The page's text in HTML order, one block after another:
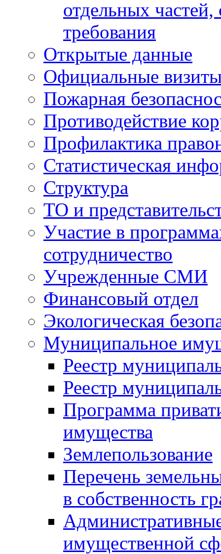
отдельных
требования
Открытые данные
Официальные
Пожарная
Противодействие
Профилактика
Статистическая
Структура
ТО и
Участие в
сотрудничество
Учрежденные СМИ
Финансовый отдел
Экологическая
Муниципальное
Реестр
Реестр
Программа
имущества
Землепользование
Перечень
в собственность
имущественной